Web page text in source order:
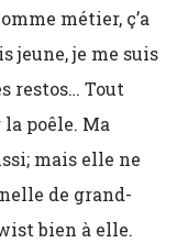
métier, ç’a
jeune, je me suis
restos… Tout
poêle. Ma
mais elle ne
de grand-
bien à elle.